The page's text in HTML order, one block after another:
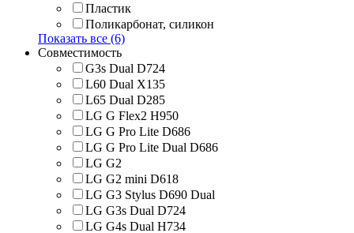
Пластик
Поликарбонат, силикон
Показать все (6)
Совместимость
G3s Dual D724
L60 Dual X135
L65 Dual D285
LG G Flex2 H950
LG G Pro Lite D686
LG G Pro Lite Dual D686
LG G2
LG G2 mini D618
LG G3 Stylus D690 Dual
LG G3s Dual D724
LG G4s Dual H734